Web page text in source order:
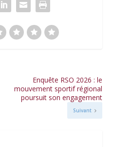
Enquête RSO 2026 : le
mouvement sportif régional
poursuit son engagement
Suivant